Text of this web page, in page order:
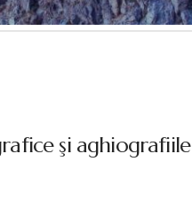
şi aghiografiile